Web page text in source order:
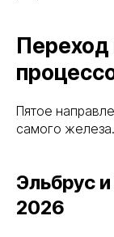
Переход
Пятое
самого железа.
Эльбрус
2026